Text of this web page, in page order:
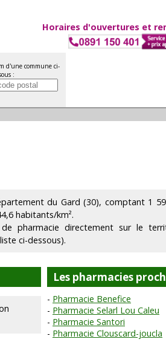
Horaires d'ouvertures et
d'une commune ci-
:
du Gard (30), comptant 1
habitants/km².
pharmacie directement sur le
ci-dessous).
Les pharmacies
Pharmacie Benefice
Pharmacie Selarl Lou Caleu
Pharmacie Santori
Pharmacie Clouscard-joucla